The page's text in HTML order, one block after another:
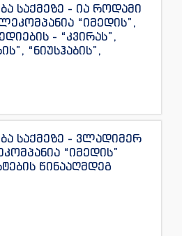
საქმეზე - ია როდამი
“იმედის”,
- “კვირას”,
“ნიუსჰაბის”,
ჟურნალისტების
საქმეზე - ვლადიმერ
“იმედის”
წინააღმდეგ